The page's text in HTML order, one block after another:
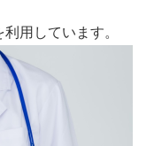
用しています。